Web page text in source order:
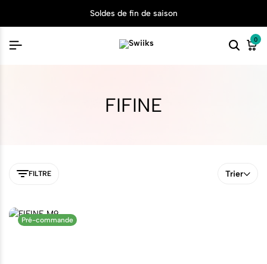
Soldes de fin de saison
0
FIFINE
FILTRE Trier
Pré-commande